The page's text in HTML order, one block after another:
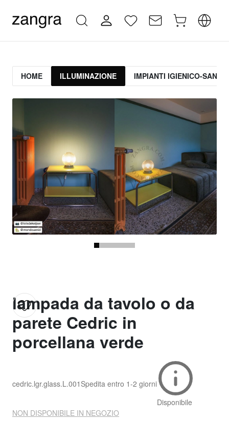
HOME ILLUMINAZIONE IMPIANTI IGIENICO-
lampada da tavolo o da
parete Cedric in
porcellana verde
cedric.lgr.glass.L.001 Spedita entro 1-2 giorni
Disponibile
NON DISPONIBILE IN NEGOZIO